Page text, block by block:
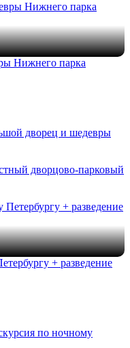
Нижнего парка
дворцово-парковый
+ разведение